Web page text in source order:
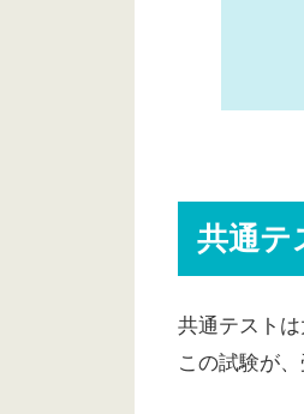
共通テ
共通テスト
この試験が